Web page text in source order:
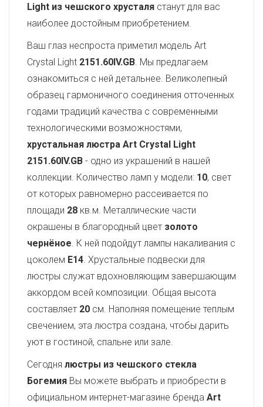
Light из чешского хрусталя станут для вас
наиболее достойным приобретением.
Ваш глаз неспроста приметил модель Art
Crystal Light 2151.60IV.GB. Мы предлагаем
ознакомиться с ней детальнее. Великолепный
образец гармоничного соединения отточенных
годами традиций качества с современными
технологическими возможностями,
хрустальная люстра Art Crystal Light
2151.60IV.GB - одно из украшений в нашей
коллекции. Количество ламп у модели: 10, свет
от которых равномерно рассеивается по
площади 28 кв.м. Металлические части
окрашены в благородный цвет золото
чернёное. К ней подойдут лампы накаливания с
цоколем E14. Хрустальные подвески для
люстры служат вдохновляющим завершающим
аккордом всей композиции. Общая высота
составляет 20 см. Наполняя помещение теплым
свечением, эта люстра создана, чтобы дарить
уют в гостиной, спальне или зале.
Сегодня люстры из чешского стекла
Богемия Вы можете выбрать и приобрести в
официальном интернет-магазине бренда Art